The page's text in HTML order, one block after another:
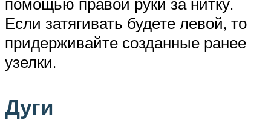
помощью правой руки за нитку.
Если затягивать будете левой, то
придерживайте созданные ранее
узелки.
Дуги